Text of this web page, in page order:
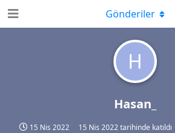
H
Hasan_
15 Nis 2022 15 Nis 2022tarihinde katıldı
Gönderiler